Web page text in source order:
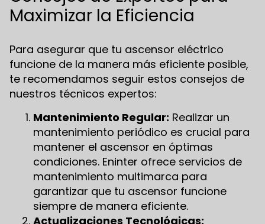
Maximizar la Eficiencia
Para asegurar que tu ascensor eléctrico
funcione de la manera más eficiente posible,
te recomendamos seguir estos consejos de
nuestros técnicos expertos:
Mantenimiento Regular: Realizar un
mantenimiento periódico es crucial para
mantener el ascensor en óptimas
condiciones. Eninter ofrece servicios de
mantenimiento multimarca para
garantizar que tu ascensor funcione
siempre de manera eficiente.
Actualizaciones Tecnológicas: